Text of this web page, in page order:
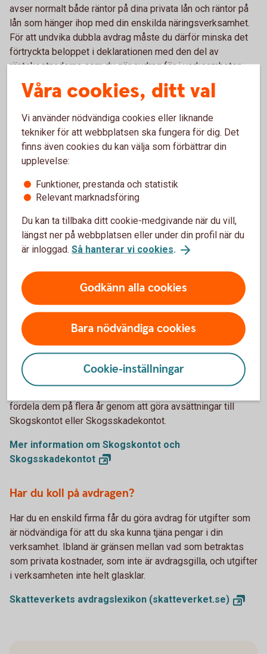
avser normalt både räntor på dina privata lån och räntor på
lån som hänger ihop med din enskilda näringsverksamhet.
För att undvika dubbla avdrag måste du därför minska det
förtryckta beloppet i deklarationen med den del av
räntekostnaderna som du gör avdrag för i verksamheten.
I år kommer ränteutgifter på företagslån som har säkerhet i
fastighet, bostad, bil, båt och värdepapper att förtryckas
som ”Ränteutgifter på lån med säkerhet”. Om du har
företagslån med annan säkerhet, såsom inventarier, lager
eller personlig borgen, kommer ränteutgifter på sådana lån
att förtryckas som ”Ränteutgifter på lån utan säkerhet”.
Har du en omsättning på högst 3 miljoner kronor kan du
använda Skatteverkets e-tjänst Förenklat årsbokslut. När du
uppgifterna från e-tjänsten till din deklaration.
Mer om förenklat bokslut
Är du skogsägare? Håll koll på Skogskontot och
Skogsskadekontot
Har du haft stora intäkter från skogsavverkningar eller fått
fördela dem på flera år genom att göra avsättningar till
Skogskontot eller Skogsskadekontot.
Mer information om Skogskontot och
Skogsskadekontot
Har du koll på avdragen?
Har du en enskild firma får du göra avdrag för utgifter som
är nödvändiga för att du ska kunna tjäna pengar i din
verksamhet. Ibland är gränsen mellan vad som betraktas
som privata kostnader, som inte är avdragsgilla, och utgifter
i verksamheten inte helt glasklar.
Skatteverkets avdragslexikon (skatteverket.se)
Våra cookies, ditt val
Vi använder nödvändiga cookies eller liknande
tekniker för att webbplatsen ska fungera för dig. Det
finns även cookies du kan välja som förbättrar din
upplevelse:
Funktioner, prestanda och statistik
Relevant marknadsföring
Du kan ta tillbaka ditt cookie-medgivande när du vill,
längst ner på webbplatsen eller under din profil när du
är inloggad. Så hanterar vi cookies.
Godkänn alla cookies
Bara nödvändiga cookies
Cookie-inställningar